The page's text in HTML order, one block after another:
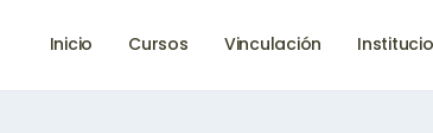
Inicio Cursos Vinculación